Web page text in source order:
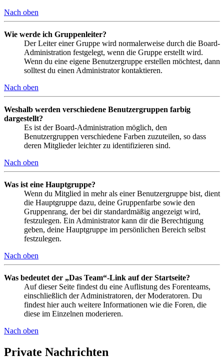
Nach oben
Wie werde ich Gruppenleiter?
Der Leiter einer Gruppe wird normalerweise durch die Board-
Administration festgelegt, wenn die Gruppe erstellt wird.
Wenn du eine eigene Benutzergruppe erstellen möchtest, dann
solltest du einen Administrator kontaktieren.
Nach oben
Weshalb werden verschiedene Benutzergruppen farbig
dargestellt?
Es ist der Board-Administration möglich, den
Benutzergruppen verschiedene Farben zuzuteilen, so dass
deren Mitglieder leichter zu identifizieren sind.
Nach oben
Was ist eine Hauptgruppe?
Wenn du Mitglied in mehr als einer Benutzergruppe bist, dient
die Hauptgruppe dazu, deine Gruppenfarbe sowie den
Gruppenrang, der bei dir standardmäßig angezeigt wird,
festzulegen. Ein Administrator kann dir die Berechtigung
geben, deine Hauptgruppe im persönlichen Bereich selbst
festzulegen.
Nach oben
Was bedeutet der „Das Team“-Link auf der Startseite?
Auf dieser Seite findest du eine Auflistung des Forenteams,
einschließlich der Administratoren, der Moderatoren. Du
findest hier auch weitere Informationen wie die Foren, die
diese im Einzelnen moderieren.
Nach oben
Private Nachrichten